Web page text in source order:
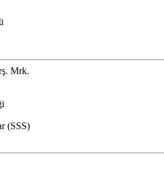
Mrk.
(SSS)